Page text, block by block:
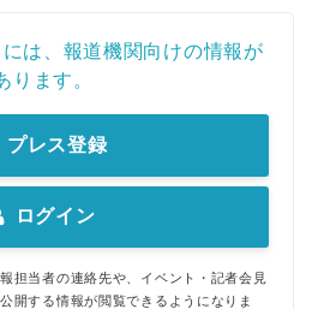
は、報道機関向けの情報が
ります。
プレス登録
ログイン
担当者の連絡先や、イベント・記者会見
開する情報が閲覧できるようになりま